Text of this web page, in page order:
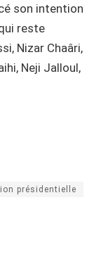
son intention
reste
Nizar Chaâri,
Neji Jalloul,
présidentielle